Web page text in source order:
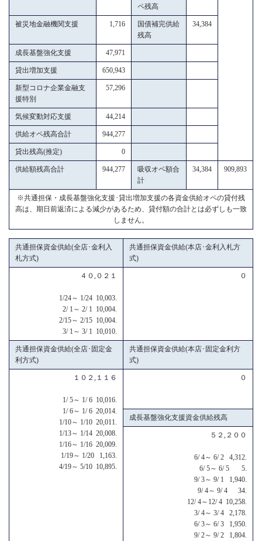
ペ残高
被災地金融機関支援 1,716
国債補完供給
残高
34,384
成長基盤強化支援 47,971
貸出増加支援 650,943
新型コロナ企業金融支
援特別
57,296
気候変動対応支援 44,214
供給オペ残高合計 944,277
貸出残高(推定) 0
供給額残高合計 944,277
吸収オペ額合
計
34,384 909,893
※共通担保・成長基盤強化支援･貸出増加支援の各資金供給オペの貸付残
高は、期日前返済による減少があるため、貸付額の合計とは必ずしも一致
しません。
共通担保資金供給(全店･金利入
札方式)
共通担保資金供給(本店･金利入札方
式)
４０,０２１
1/24～ 1/24 10,003.
2/ 1～ 2/ 1 10,004.
2/15～ 2/15 10,004.
3/ 1～ 3/ 1 10,010.
０
共通担保資金供給(全店･固定金
利方式)
共通担保資金供給(本店･固定金利方
式)
１０２,１１６
1/ 5～ 1/ 6 10,016.
1/ 6～ 1/ 6 20,014.
1/10～ 1/10 20,011.
1/13～ 1/14 20,008.
1/16～ 1/16 20,009.
1/19～ 1/20 1,163.
4/19～ 5/10 10,895.
０
成長基盤強化支援資金供給残高
５２,２００
6/ 4～ 6/ 2 4,312.
6/ 5～ 6/ 5 5.
9/ 3～ 9/ 1 1,940.
9/ 4～ 9/ 4 34.
12/ 4～12/ 4 10,258.
3/ 4～ 3/ 4 2,178.
6/ 3～ 6/ 3 1,950.
9/ 2～ 9/ 2 1,804.